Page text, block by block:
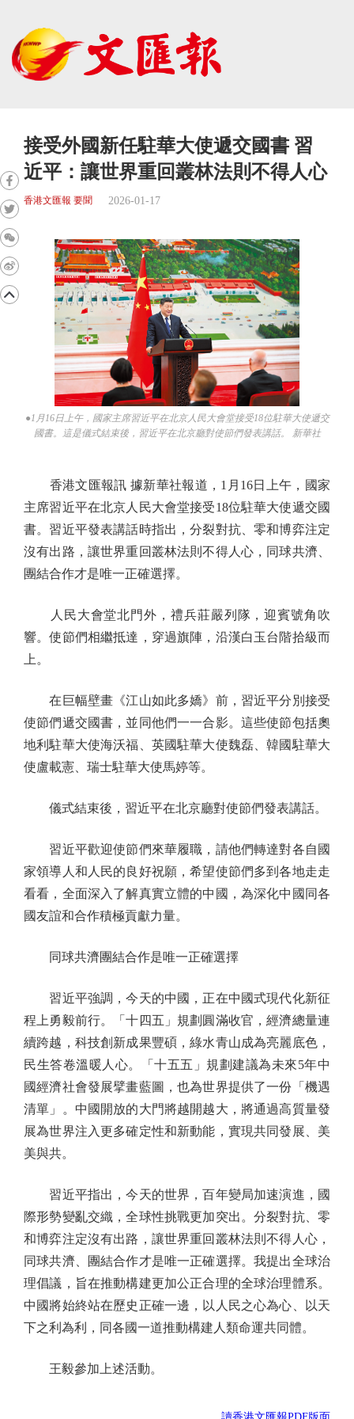
接受外國新任駐華大使遞交國書 習
近平：讓世界重回叢林法則不得人心
香港文匯報 要聞 2026-01-17
●1月16日上午，國家主席習近平在北京人民大會堂接受18位駐華大使遞交
國書。這是儀式結束後，習近平在北京廳對使節們發表講話。 新華社
香港文匯報訊 據新華社報道，1月16日上午，國家
主席習近平在北京人民大會堂接受18位駐華大使遞交國
書。習近平發表講話時指出，分裂對抗、零和博弈注定
沒有出路，讓世界重回叢林法則不得人心，同球共濟、
團結合作才是唯一正確選擇。
人民大會堂北門外，禮兵莊嚴列隊，迎賓號角吹
響。使節們相繼抵達，穿過旗陣，沿漢白玉台階拾級而
上。
在巨幅壁畫《江山如此多嬌》前，習近平分別接受
使節們遞交國書，並同他們一一合影。這些使節包括奧
地利駐華大使海沃福、英國駐華大使魏磊、韓國駐華大
使盧載憲、瑞士駐華大使馬婷等。
儀式結束後，習近平在北京廳對使節們發表講話。
習近平歡迎使節們來華履職，請他們轉達對各自國
家領導人和人民的良好祝願，希望使節們多到各地走走
看看，全面深入了解真實立體的中國，為深化中國同各
國友誼和合作積極貢獻力量。
同球共濟團結合作是唯一正確選擇
習近平強調，今天的中國，正在中國式現代化新征
程上勇毅前行。「十四五」規劃圓滿收官，經濟總量連
續跨越，科技創新成果豐碩，綠水青山成為亮麗底色，
民生答卷溫暖人心。「十五五」規劃建議為未來5年中
國經濟社會發展擘畫藍圖，也為世界提供了一份「機遇
清單」。中國開放的大門將越開越大，將通過高質量發
展為世界注入更多確定性和新動能，實現共同發展、美
美與共。
習近平指出，今天的世界，百年變局加速演進，國
際形勢變亂交織，全球性挑戰更加突出。分裂對抗、零
和博弈注定沒有出路，讓世界重回叢林法則不得人心，
同球共濟、團結合作才是唯一正確選擇。我提出全球治
理倡議，旨在推動構建更加公正合理的全球治理體系。
中國將始終站在歷史正確一邊，以人民之心為心、以天
下之利為利，同各國一道推動構建人類命運共同體。
王毅參加上述活動。